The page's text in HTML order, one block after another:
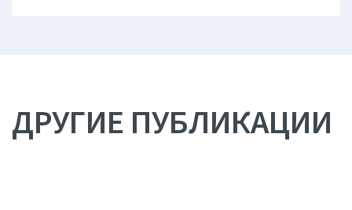
ДРУГИЕ ПУБЛИКАЦИИ